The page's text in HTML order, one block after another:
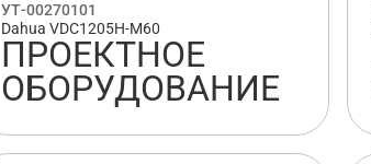
УТ-00270101
Dahua VDC1205H-M60
ПРОЕКТНОЕ
ОБОРУДОВАНИЕ